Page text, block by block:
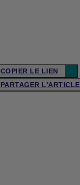
COPIER LE LIEN
PARTAGER L'ARTICLE